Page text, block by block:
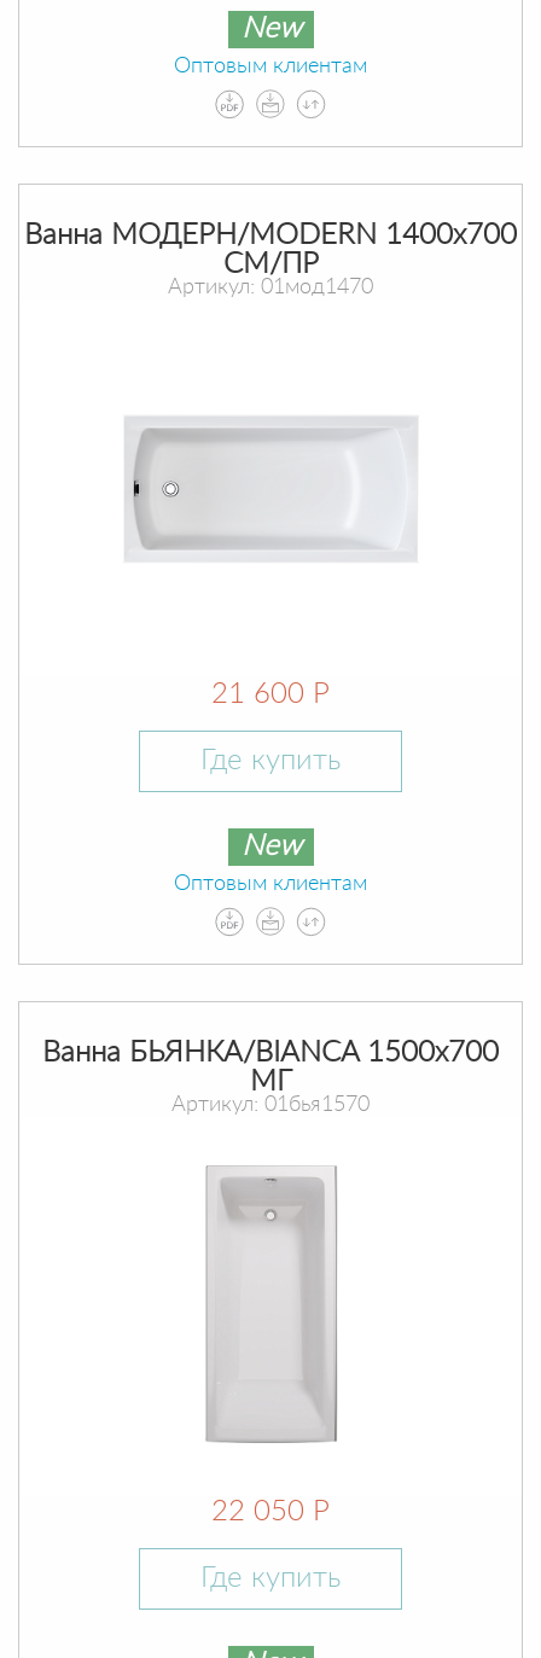
New
Оптовым клиентам
Ванна МОДЕРН/MODERN 1400х700
СМ/ПР
Артикул: 01мод1470
21 600 Р
Где купить
New
Оптовым клиентам
Ванна БЬЯНКА/BIANCA 1500х700
МГ
Артикул: 01бья1570
22 050 Р
Где купить